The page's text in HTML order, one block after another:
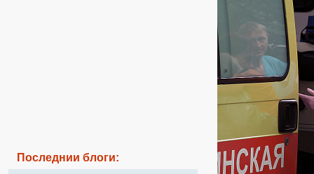
Последнии блоги: